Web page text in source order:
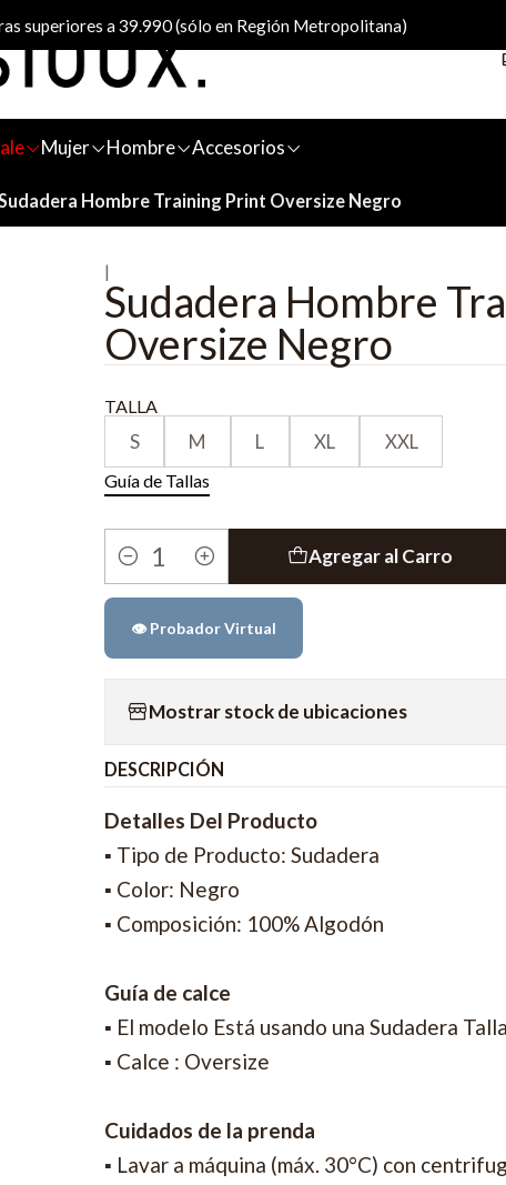
Mujer Hombre Accesorios
superiores a 39.990 (sólo en Región Metropolitana)
Sudadera Hombre Training Print Oversize Negro
|
Sudadera Hombre
Oversize Negro
TALLA
S M L XL XXL
Guía de Tallas
Cantidad
Agregar al Carro
👁️ Probador Virtual
Mostrar stock de ubicaciones
DESCRIPCIÓN
Detalles Del Producto
▪ Tipo de Producto: Sudadera
▪ Color: Negro
▪ Composición: 100% Algodón
Guía de calce
▪ El modelo Está usando una Sudadera
▪ Calce : Oversize
Cuidados de la prenda
▪ Lavar a máquina (máx. 30°C) con